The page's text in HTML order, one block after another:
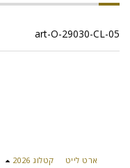
art-O-29030-CL-05
ארט לייט קטלוג 2026